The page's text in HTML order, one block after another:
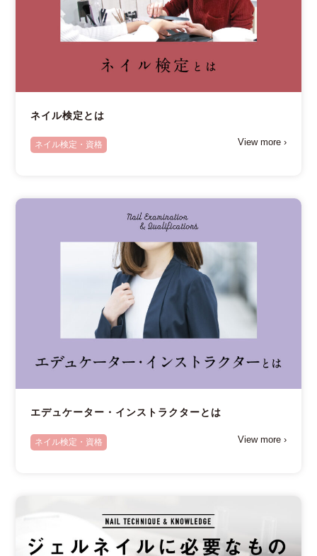
ネイル検定とは
ネイル検定・資格 View more ›
エデュケーター・インストラクターとは
ネイル検定・資格 View more ›